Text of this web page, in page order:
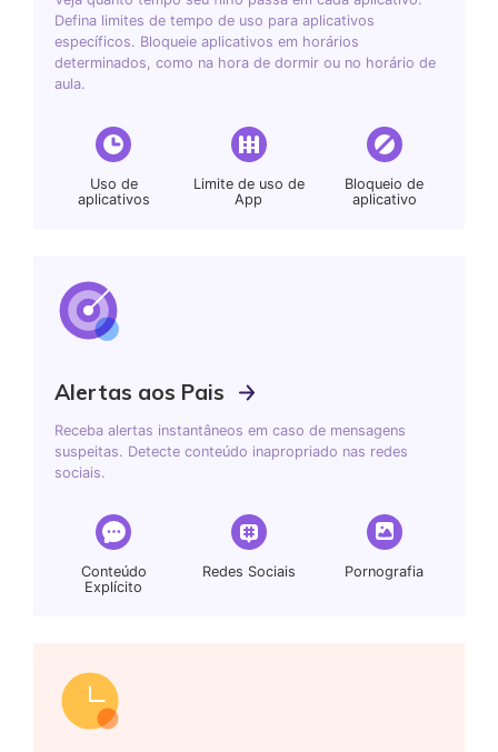
Defina limites de tempo de uso para aplicativos
específicos. Bloqueie aplicativos em horários
determinados, como na hora de dormir ou no horário de
aula.
Uso de
aplicativos
Limite de uso de
App
Bloqueio de
aplicativo
Alertas aos Pais
Receba alertas instantâneos em caso de mensagens
suspeitas. Detecte conteúdo inapropriado nas redes
sociais.
Conteúdo
Explícito
Redes Sociais Pornografia